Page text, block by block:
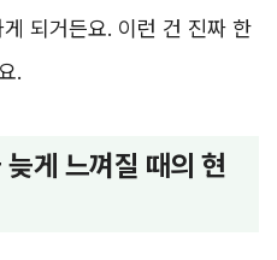
되거든요. 이런 건 진짜 한
.
게 느껴질 때의 현